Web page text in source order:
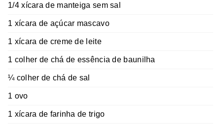
1/4 xícara de manteiga sem sal
1 xícara de açúcar mascavo
1 xícara de creme de leite
1 colher de chá de essência de baunilha
¼ colher de chá de sal
1 ovo
1 xícara de farinha de trigo